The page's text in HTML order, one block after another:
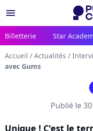
menu
Billetterie Star
Accueil / Actualités /
avec Gums
Publié le
Unique ! C'est le